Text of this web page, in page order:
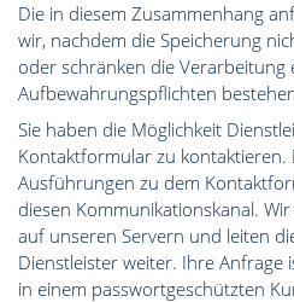
Die in diesem Zusammenhang
wir, nachdem die Speicherung
oder schränken die Verarbeitung
Aufbewahrungspflichten
Sie haben die Möglichkeit
Kontaktformular zu kontaktieren.
Ausführungen zu dem
diesen Kommunikationskanal.
auf unseren Servern und leiten
Dienstleister weiter. Ihre Anfrage
in einem passwortgeschützten